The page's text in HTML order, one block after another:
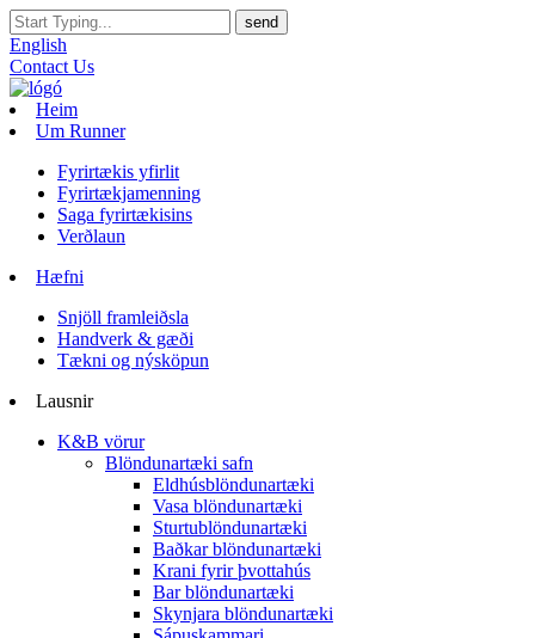
English
Contact Us
Heim
Um Runner
Fyrirtækis yfirlit
Fyrirtækjamenning
Saga fyrirtækisins
Verðlaun
Hæfni
Snjöll framleiðsla
Handverk & gæði
Tækni og nýsköpun
Lausnir
K&B vörur
Blöndunartæki safn
Eldhúsblöndunartæki
Vasa blöndunartæki
Sturtublöndunartæki
Baðkar blöndunartæki
Krani fyrir þvottahús
Bar blöndunartæki
Skynjara blöndunartæki